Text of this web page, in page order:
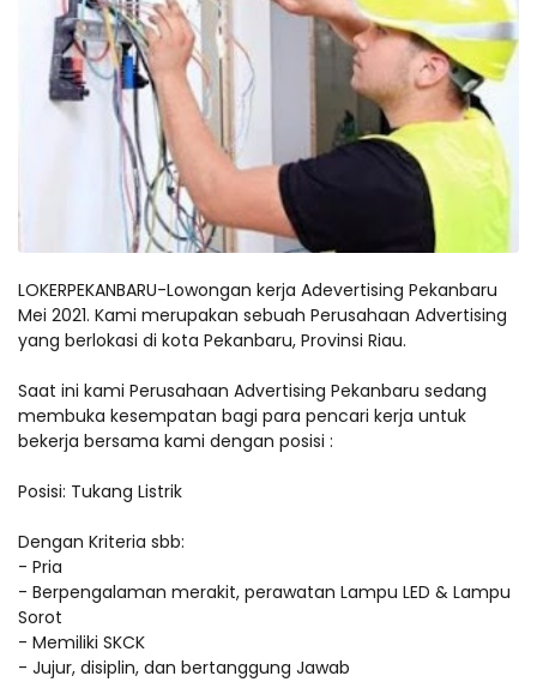
LOKERPEKANBARU-Lowongan kerja Adevertising Pekanbaru
Mei 2021. Kami merupakan sebuah Perusahaan Advertising
yang berlokasi di kota Pekanbaru, Provinsi Riau.
Saat ini kami Perusahaan Advertising Pekanbaru sedang
membuka kesempatan bagi para pencari kerja untuk
bekerja bersama kami dengan posisi :
Posisi: Tukang Listrik
Dengan Kriteria sbb:
- Pria
- Berpengalaman merakit, perawatan Lampu LED & Lampu
Sorot
- Memiliki SKCK
- Jujur, disiplin, dan bertanggung Jawab